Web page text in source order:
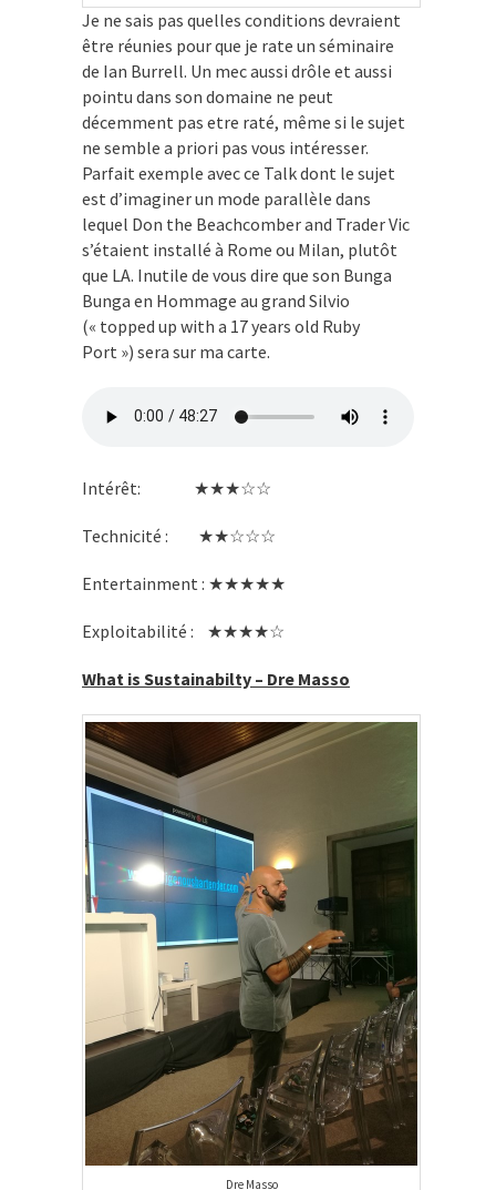
Je ne sais pas quelles conditions devraient
être réunies pour que je rate un séminaire
de Ian Burrell. Un mec aussi drôle et aussi
pointu dans son domaine ne peut
décemment pas etre raté, même si le sujet
ne semble a priori pas vous intéresser.
Parfait exemple avec ce Talk dont le sujet
est d’imaginer un mode parallèle dans
lequel Don the Beachcomber and Trader Vic
s’étaient installé à Rome ou Milan, plutôt
que LA. Inutile de vous dire que son Bunga
Bunga en Hommage au grand Silvio
(« topped up with a 17 years old Ruby
Port ») sera sur ma carte.
Intérêt: ★★★☆☆
Technicité : ★★☆☆☆
Entertainment : ★★★★★
Exploitabilité : ★★★★☆
What is Sustainabilty – Dre Masso
Dre Masso